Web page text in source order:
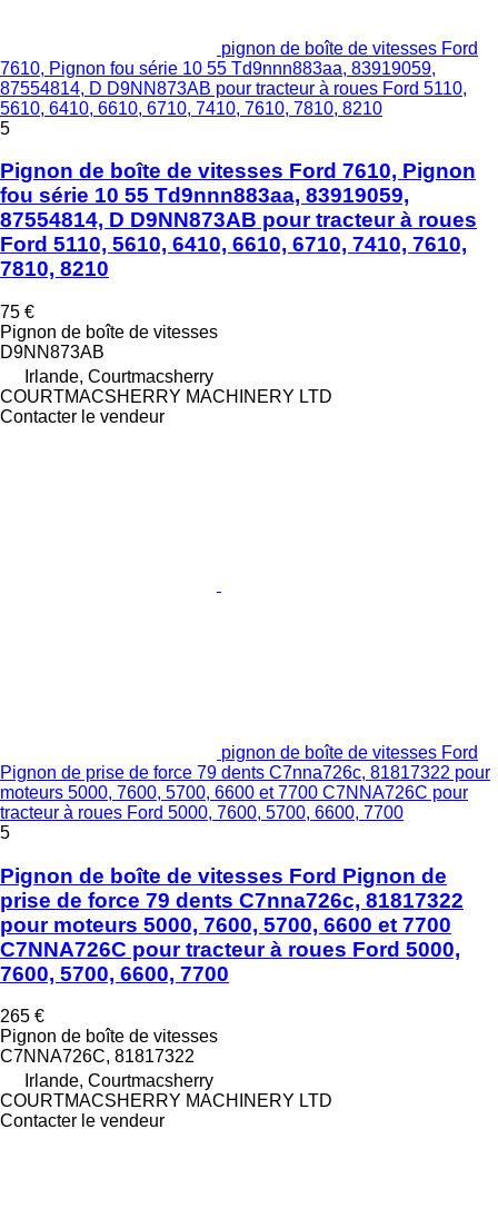
pignon de boîte de vitesses Ford
7610, Pignon fou série 10 55 Td9nnn883aa, 83919059,
87554814, D D9NN873AB pour tracteur à roues Ford 5110,
5610, 6410, 6610, 6710, 7410, 7610, 7810, 8210
5
Pignon de boîte de vitesses Ford 7610, Pignon
fou série 10 55 Td9nnn883aa, 83919059,
87554814, D D9NN873AB pour tracteur à roues
Ford 5110, 5610, 6410, 6610, 6710, 7410, 7610,
7810, 8210
75 €
Pignon de boîte de vitesses
D9NN873AB
Irlande, Courtmacsherry
COURTMACSHERRY MACHINERY LTD
Contacter le vendeur
pignon de boîte de vitesses Ford
Pignon de prise de force 79 dents C7nna726c, 81817322 pour
moteurs 5000, 7600, 5700, 6600 et 7700 C7NNA726C pour
tracteur à roues Ford 5000, 7600, 5700, 6600, 7700
5
Pignon de boîte de vitesses Ford Pignon de
prise de force 79 dents C7nna726c, 81817322
pour moteurs 5000, 7600, 5700, 6600 et 7700
C7NNA726C pour tracteur à roues Ford 5000,
7600, 5700, 6600, 7700
265 €
Pignon de boîte de vitesses
C7NNA726C, 81817322
Irlande, Courtmacsherry
COURTMACSHERRY MACHINERY LTD
Contacter le vendeur